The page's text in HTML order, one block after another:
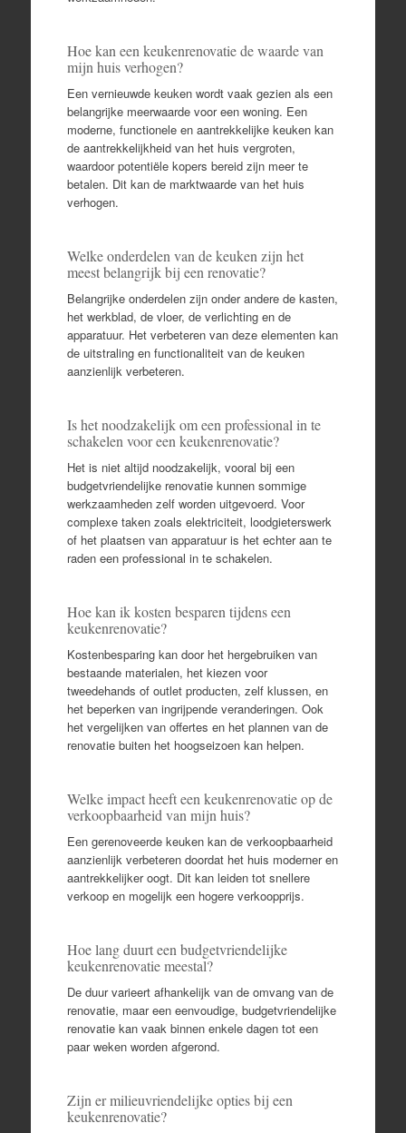
Hoe kan een keukenrenovatie de waarde van
mijn huis verhogen?
Een vernieuwde keuken wordt vaak gezien als een
belangrijke meerwaarde voor een woning. Een
moderne, functionele en aantrekkelijke keuken kan
de aantrekkelijkheid van het huis vergroten,
waardoor potentiële kopers bereid zijn meer te
betalen. Dit kan de marktwaarde van het huis
verhogen.
Welke onderdelen van de keuken zijn het
meest belangrijk bij een renovatie?
Belangrijke onderdelen zijn onder andere de kasten,
het werkblad, de vloer, de verlichting en de
apparatuur. Het verbeteren van deze elementen kan
de uitstraling en functionaliteit van de keuken
aanzienlijk verbeteren.
Is het noodzakelijk om een professional in te
schakelen voor een keukenrenovatie?
Het is niet altijd noodzakelijk, vooral bij een
budgetvriendelijke renovatie kunnen sommige
werkzaamheden zelf worden uitgevoerd. Voor
complexe taken zoals elektriciteit, loodgieterswerk
of het plaatsen van apparatuur is het echter aan te
raden een professional in te schakelen.
Hoe kan ik kosten besparen tijdens een
keukenrenovatie?
Kostenbesparing kan door het hergebruiken van
bestaande materialen, het kiezen voor
tweedehands of outlet producten, zelf klussen, en
het beperken van ingrijpende veranderingen. Ook
het vergelijken van offertes en het plannen van de
renovatie buiten het hoogseizoen kan helpen.
Welke impact heeft een keukenrenovatie op de
verkoopbaarheid van mijn huis?
Een gerenoveerde keuken kan de verkoopbaarheid
aanzienlijk verbeteren doordat het huis moderner en
aantrekkelijker oogt. Dit kan leiden tot snellere
verkoop en mogelijk een hogere verkoopprijs.
Hoe lang duurt een budgetvriendelijke
keukenrenovatie meestal?
De duur varieert afhankelijk van de omvang van de
renovatie, maar een eenvoudige, budgetvriendelijke
renovatie kan vaak binnen enkele dagen tot een
paar weken worden afgerond.
Zijn er milieuvriendelijke opties bij een
keukenrenovatie?